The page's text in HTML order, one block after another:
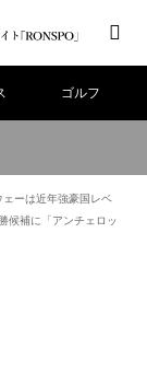
ゴルフ
ーは近年強豪国レベ
候補に「アンチェロッ